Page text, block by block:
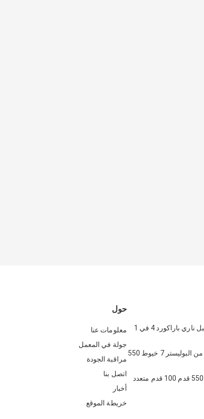
حول
معلومات عنا
جولة في المعمل
مراقبة الجودة
اتصل بنا
أخبار
خريطة الموقع
بولي 550 باراكورد حبل ناري باراكورد 4 في 1
حبل نايلون 100 قدم من البوليستر 7 خيوط 550
حبل باراكورد عاكس 550 قدم 100 قدم متعدد